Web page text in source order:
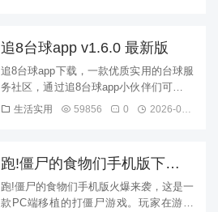
追8台球app v1.6.0 最新版
追8台球app下载，一款优质实用的台球服
务社区，通过追8台球app小伙伴们可以一
键查询周边球房，在线预约球桌，参与有
生活实用 59856 0 2026-08-09
跑!僵尸的食物们手机版下载
v1.0 最新版
跑!僵尸的食物们手机版火爆来袭，这是一
款PC端移植的打僵尸游戏。玩家在游戏